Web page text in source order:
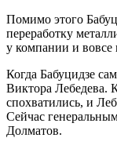
Помимо этого
переработку
у компании и вовсе
Когда Бабуцидзе
Виктора Лебедева.
спохватились, и
Сейчас
Долматов.